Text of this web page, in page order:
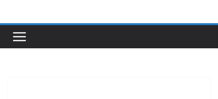
content